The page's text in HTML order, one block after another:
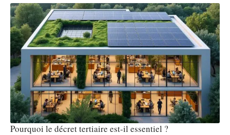
Pourquoi le décret tertiaire est-il essentiel ?